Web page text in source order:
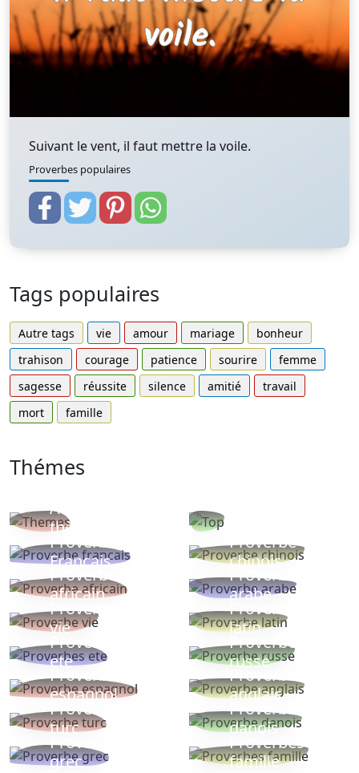
Suivant le vent, il faut mettre la voile.
Proverbes populaires
Tags populaires
Autre tags vie amour mariage
bonheur
trahison
courage patience sourire
femme
sagesse
réussite silence amitié
travail
mort
famille
Thémes
Autres
thèmes
Proverbe
Français
Proverbe
chinois
Proverbe
africain
Proverbe
arabe
Proverbe
vie
Proverbe
latin
Proverbes
ete
Proverbe
russe
Proverbe
espagnol
Proverbe
anglais
Proverbe
turc
Proverbe
danois
Proverbe
grec
Proverbes
famille